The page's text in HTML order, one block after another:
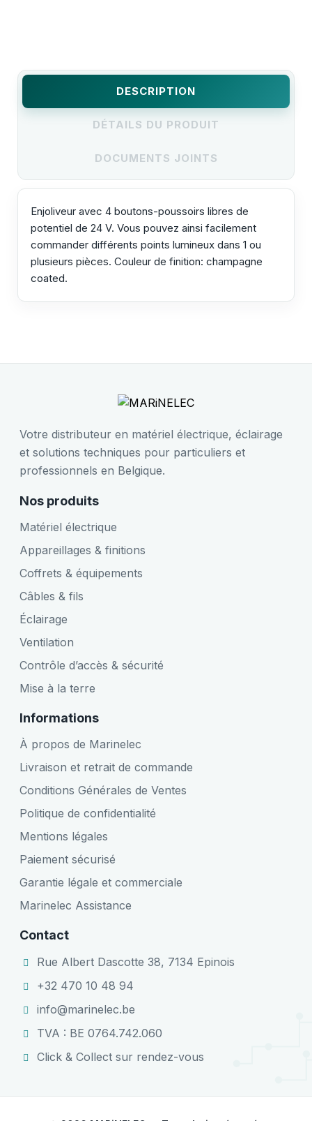
DESCRIPTION
DÉTAILS DU PRODUIT
DOCUMENTS JOINTS
Enjoliveur avec 4 boutons-poussoirs libres de
potentiel de 24 V. Vous pouvez ainsi facilement
commander différents points lumineux dans 1 ou
plusieurs pièces. Couleur de finition: champagne
coated.
Votre distributeur en matériel électrique, éclairage
et solutions techniques pour particuliers et
professionnels en Belgique.
Nos produits
Matériel électrique
Appareillages & finitions
Coffrets & équipements
Câbles & fils
Éclairage
Ventilation
Contrôle d’accès & sécurité
Mise à la terre
Informations
À propos de Marinelec
Livraison et retrait de commande
Conditions Générales de Ventes
Politique de confidentialité
Mentions légales
Paiement sécurisé
Garantie légale et commerciale
Marinelec Assistance
Contact
Rue Albert Dascotte 38, 7134 Epinois
+32 470 10 48 94
info@marinelec.be
TVA : BE 0764.742.060
Click & Collect sur rendez-vous